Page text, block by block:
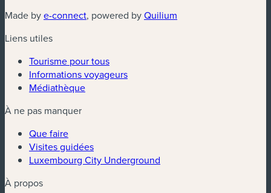
Made bye-connect(nouvelle fenêtre)
, powered byQuilium
Liens utiles
Tourisme pour tous
Informations voyageurs
Médiathèque
À ne pas manquer
Que faire
Visites guidées
Luxembourg City Underground
À propos